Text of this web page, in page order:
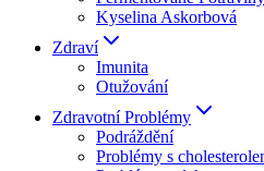
Kyselina Askorbová
Zdraví
Imunita
Otužování
Zdravotní Problémy
Podráždění
Problémy s